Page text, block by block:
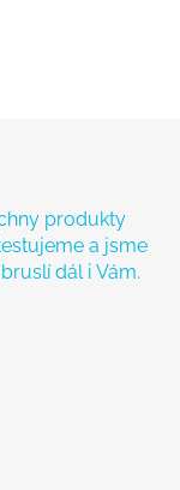
produkty
a jsme
dál i Vám.